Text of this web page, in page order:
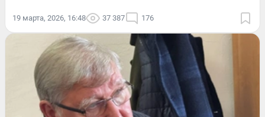
19 марта, 2026, 16:48 37 387 176